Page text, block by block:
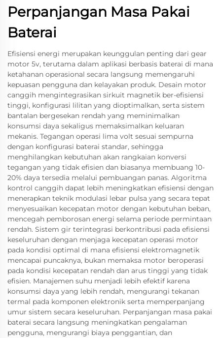
Perpanjangan Masa Pakai
Baterai
Efisiensi energi merupakan keunggulan penting dari gear
motor 5v, terutama dalam aplikasi berbasis baterai di mana
ketahanan operasional secara langsung memengaruhi
kepuasan pengguna dan kelayakan produk. Desain motor
canggih mengintegrasikan sirkuit magnetik ber-efisiensi
tinggi, konfigurasi lilitan yang dioptimalkan, serta sistem
bantalan bergesekan rendah yang meminimalkan
konsumsi daya sekaligus memaksimalkan keluaran
mekanis. Tegangan operasi lima volt sesuai sempurna
dengan konfigurasi baterai standar, sehingga
menghilangkan kebutuhan akan rangkaian konversi
tegangan yang tidak efisien dan biasanya membuang 10-
20% daya tersedia melalui pembuangan panas. Algoritma
kontrol canggih dapat lebih meningkatkan efisiensi dengan
menerapkan teknik modulasi lebar pulsa yang secara tepat
menyesuaikan kecepatan motor dengan kebutuhan beban,
mencegah pemborosan energi selama periode permintaan
rendah. Sistem gir terintegrasi berkontribusi pada efisiensi
keseluruhan dengan menjaga kecepatan operasi motor
pada kondisi optimal di mana efisiensi elektromagnetik
mencapai puncaknya, bukan memaksa motor beroperasi
pada kondisi kecepatan rendah dan arus tinggi yang tidak
efisien. Manajemen suhu menjadi lebih efektif karena
konsumsi daya yang lebih rendah, mengurangi tekanan
termal pada komponen elektronik serta memperpanjang
umur sistem secara keseluruhan. Perpanjangan masa pakai
baterai secara langsung meningkatkan pengalaman
pengguna, mengurangi biaya penggantian, dan